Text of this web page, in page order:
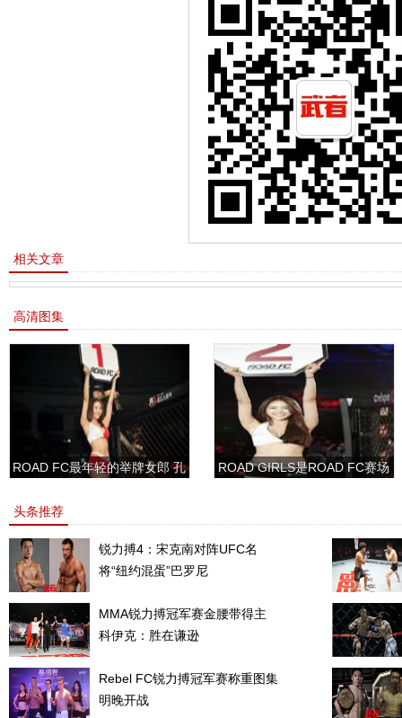
相关文章
高清图集
ROAD FC最年轻的举牌女郎 孔
ROAD GIRLS是ROAD FC赛场
头条推荐
锐力搏4：宋克南对阵UFC名
将“纽约混蛋”巴罗尼
MMA锐力搏冠军赛金腰带得主
科伊克：胜在谦逊
Rebel FC锐力搏冠军赛称重图集
明晚开战